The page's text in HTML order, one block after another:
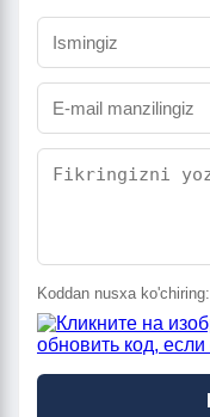
Koddan nusxa ko'chiring: